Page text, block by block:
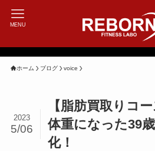
MENU
ホーム ブログ voice
【脂肪買取りコ
体重になった39
化！
2023
5/06